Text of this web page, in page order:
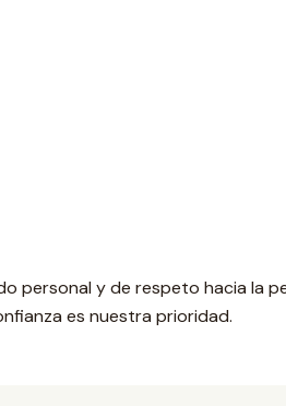
y de respeto hacia la
es nuestra prioridad.